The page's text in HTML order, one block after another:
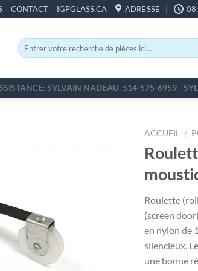
CONTACT IGPGLASS.CA ADRESSE
Recherche
pour :
SYLVAIN NADEAU. 514-575-6959 -
ACCUEIL /
Roulette
(screen
en nylon de
silencieux.
une bonne